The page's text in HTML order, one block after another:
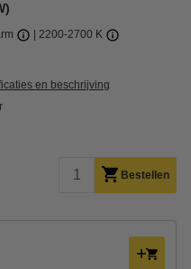
2200-2700 K
en beschrijving
Bestellen